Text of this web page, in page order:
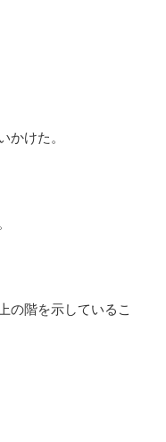
かけた。
の階を示しているこ